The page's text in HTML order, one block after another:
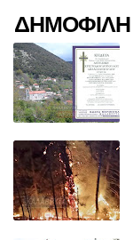
ΔΗΜΟΦΙΛΗ